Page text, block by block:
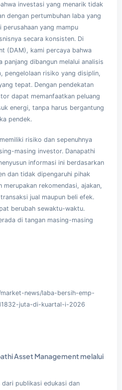
investasi yang menarik tidak
dengan pertumbuhan laba yang
yang mampu
secara konsisten. Di
(DAM), kami percaya bahwa
panjang dibangun melalui analisis
pengelolaan risiko yang disiplin,
tepat. Dengan pendekatan
dapat memanfaatkan peluang
energi, tanpa harus bergantung
pendek.
risiko dan sepenuhnya
masing investor. Danapathi
informasi ini berdasarkan
dan tidak dipengaruhi pihak
merupakan rekomendasi, ajakan,
jual maupun beli efek.
berubah sewaktu-waktu.
di tangan masing-masing
news/laba-bersih-emp-
juta-di-kuartal-i-2026
Asset Management melalui
publikasi edukasi dan